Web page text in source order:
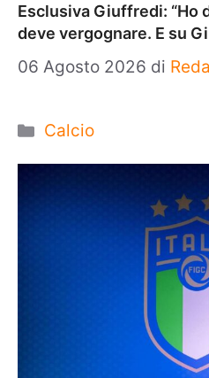
Esclusiva Giuffredi: “Ho
deve vergognare. E su
06 Agosto 2026 di
Categorie
Calcio